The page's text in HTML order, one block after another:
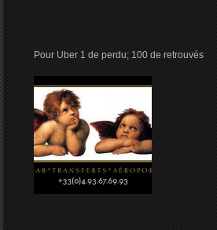
Pour Uber 1 de perdu; 100 de retrouvés